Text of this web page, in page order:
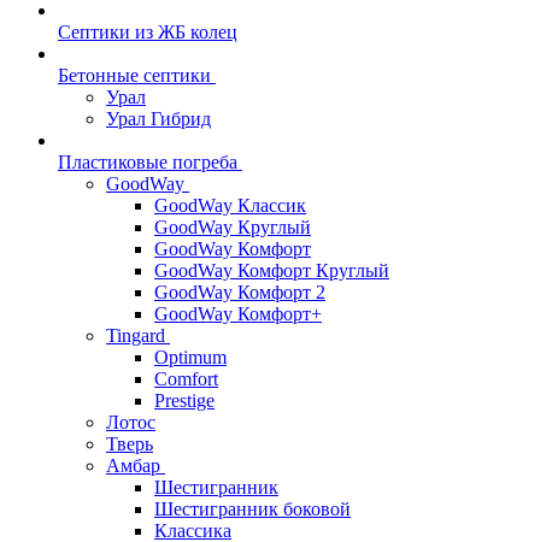
Септики из ЖБ колец
Бетонные септики
Урал
Урал Гибрид
Пластиковые погреба
GoodWay
GoodWay Классик
GoodWay Круглый
GoodWay Комфорт
GoodWay Комфорт Круглый
GoodWay Комфорт 2
GoodWay Комфорт+
Tingard
Optimum
Comfort
Prestige
Лотос
Тверь
Амбар
Шестигранник
Шестигранник боковой
Классика